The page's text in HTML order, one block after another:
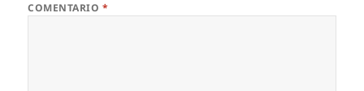
COMENTARIO *